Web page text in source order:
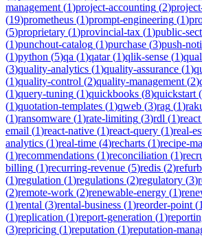
management (1)project-accounting (2)
(19)prometheus (1)prompt-engineering (1)
(5)proprietary (1)provincial-tax (1)public-
(1)punchout-catalog (1)purchase (3)push-
(1)python (5)qa (1)qatar(1)qlik-sense (1)
(3)quality-analytics (1)quality-assurance (1)
(1)quality-control (2)quality-management (2)
(1)query-tuning (1)quickbooks (8)quickstart (
(1)quotation-templates (1)qweb (3)rag (1)
(1)ransomware (1)rate-limiting (3)rdl (1)react
email (1)react-native (1)react-query (1)real-
analytics (1)real-time (4)recharts (1)recipe-
(1)recommendations (1)reconciliation (1)
billing (1)recurring-revenue (5)redis (2)
(1)regulation (1)regulations (2)regulatory (3)
(2)remote-work (2)renewable-energy (1)
(1)rental (3)rental-business (1)reorder-point (1
(1)replication (1)report-generation (1)
(3)repricing (1)reputation (1)reputation-